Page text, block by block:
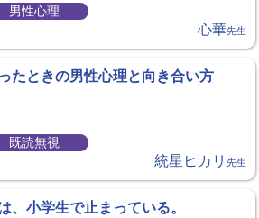
男性心理
心華先生
たときの男性心理と向き合い方
既読無視
統星ヒカリ 先生
、小学生で止まっている。